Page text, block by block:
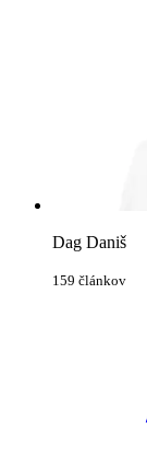
Dag Daniš
159 článkov